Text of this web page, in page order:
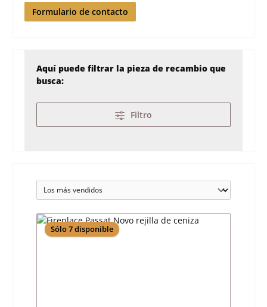
Formulario de contacto
Aquí puede filtrar la pieza de recambio que
busca:
Filtro
Sólo 7 disponible